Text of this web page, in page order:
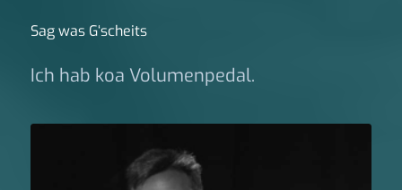
Sag was G‘scheits
Ich hab koa Volumenpedal.